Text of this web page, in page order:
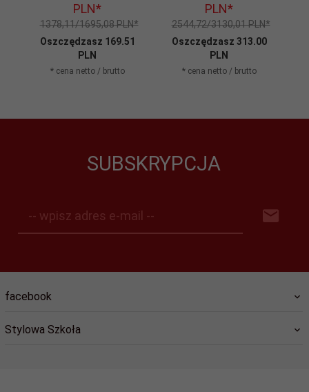
PLN*
1378,11/1695,08 PLN*
Oszczędzasz 169.51
PLN
* cena netto / brutto
PLN*
2544,72/3130,01 PLN*
Oszczędzasz 313.00
PLN
* cena netto / brutto
SUBSKRYPCJA
-- wpisz adres e-mail --
facebook
Stylowa Szkoła